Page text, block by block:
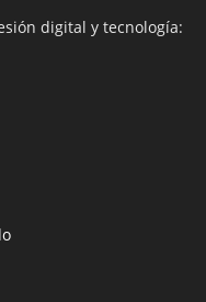
digital y tecnología: